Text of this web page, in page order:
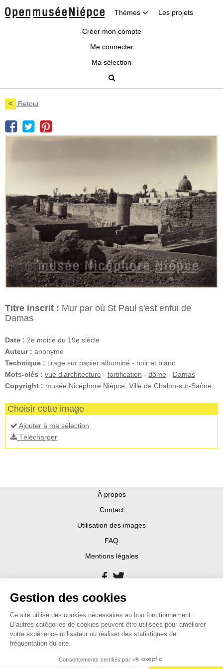
Thèmes Les projets
Créer mon compte
Me connecter
Ma sélection
< Retour
Titre inscrit : Mur par où St Paul s'est enfui de
Damas
Date : 2e moitié du 19e siècle
Auteur : anonyme
Technique : tirage sur papier albuminé - noir et blanc
Mots-clés : vue d'architecture - fortification - dôme - Damas
Copyright : musée Nicéphore Niépce, Ville de Chalon-sur-Saône
Choisir cette image
Ajouter à ma sélection
Télécharger
À propos
Contact
Utilisation des images
FAQ
Mentions légales
Gestion des cookies
Ce site utilise des cookies nécessaires au bon fonctionnement.
D’autres catégories de cookies peuvent être utilisées pour améliorer
votre expérience utilisateur ou réaliser des statistiques de
fréquentation du site.
Consentements certifiés par